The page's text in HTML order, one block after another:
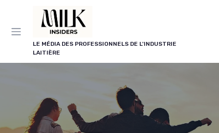
LE MÉDIA DES PROFESSIONNELS DE L'INDUSTRIE
LAITIÈRE